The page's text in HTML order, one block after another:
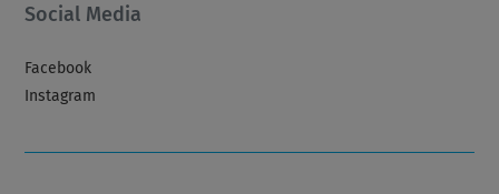
Social Media
Facebook
Instagram